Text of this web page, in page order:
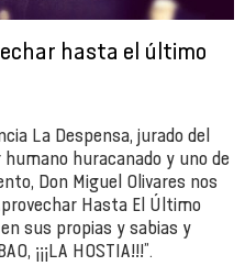
hasta el último
La Despensa, jurado del
humano huracanado y uno de
Don Miguel Olivares nos
Hasta El Último
sus propias y sabias y
¡¡¡LA HOSTIA!!!”.